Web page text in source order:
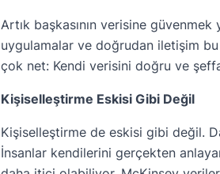
Artık başkasının verisine
uygulamalar ve doğrudan iletişim
çok net: Kendi verisini doğru ve
Kişiselleştirme Eskisi Gibi Değil
Kişiselleştirme de eskisi gibi değil.
İnsanlar kendilerini gerçekten